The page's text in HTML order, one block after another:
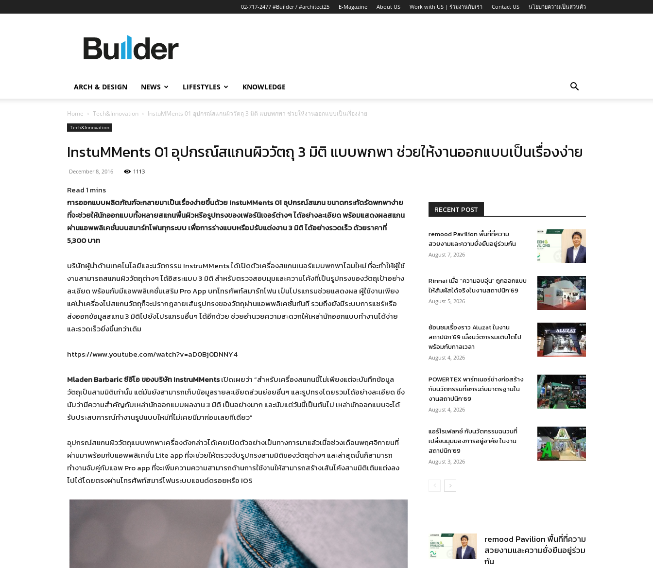
02-717-2477 #Builder / #architect25 E-Magazine About US Work with US | ร่วมงานกับเรา Contact US นโยบายความเป็นส่วนตัว
ข่าว
ก่อสร้าง
ARCH & DESIGN NEWS LIFESTYLES KNOWLEDGE
Home Tech&Innovation InstuMMents 01 อุปกรณ์สแกนผิววัตถุ 3 มิติ แบบพกพา ช่วยให้งานออกแบบเป็นเรื่องง่าย
Tech&Innovation
InstuMMents 01 อุปกรณ์สแกนผิววัตถุ 3 มิติ แบบพกพา ช่วยให้งานออกแบบเป็นเรื่องง่าย
December 8, 2016 1113
การออกแบบผลิตภัณฑ์จะกลายมาเป็นเรื่องง่ายขึ้นด้วย InstuMMents 01 อุปกรณ์สแกน ขนาดกระทัดรัดพกพาง่าย
ที่จะช่วยให้นักออกแบบทั้งหลายสแกนพื้นผิวหรือรูปทรงของเฟอร์นิเจอร์ต่างๆ ได้อย่างละเอียด พร้อมแสดงผลสแกน
ผ่านแอพพลิเคชั่นบนสมาร์ทโฟนทุกระบบ เพื่อการร่างแบบหรือปรับแต่งงาน 3 มิติ ได้อย่างรวดเร็ว ด้วยราคาที่
5,300 บาท
บริษัทผู้นำด้านเทคโนโลยีและนวัตกรรม InstruMMents ได้เปิดตัวเครื่องสแกนเนอร์แบบพกพาโฉมใหม่ ที่จะทำให้ผู้ใช้
งานสามารถสแกนผิววัตถุต่างๆ ได้อิสระแบบ 3 มิติ สำหรับตรวจสอบมุมและความโค้งที่เป็นรูปทรงของวัตถุเป้าอย่าง
ละเอียด พร้อมกับมีแอพพลิเคชั่นเสริม Pro App บทโทรศัพท์สมาร์ทโฟน เป็นโปรแกรมช่วยแสดงผล ผู้ใช้งานเพียง
แค่นำเครื่องไปสแกนวัตถุก็จะปรากฎลายเส้นรูปทรงของวัตถุผ่านแอพพลิเคชั่นทันที รวมถึงยังมีระบบการแชร์หรือ
ส่งออกข้อมูลสแกน 3 มิติไปยังโปรแกรมอื่นๆ ได้อีกด้วย ช่วยอำนวยความสะดวกให้เหล่านักออกแบบทำงานได้ง่าย
และรวดเร็วยิ่งขึ้นกว่าเดิม
https://www.youtube.com/watch?v=aD0Bj0DNNY4
Mladen Barbaric ซีอีโอ ของบริษัท InstruMMentsเปิดเผยว่า “สำหรับเครื่องสแกนนี้ไม่เพียงแต่จะบันทึกข้อมูล
วัตถุเป็นสามมิติเท่านั้น แต่มันยังสามารถเก็บข้อมูลรายละเอียดส่วนย่อยอื่นๆ และรูปทรงโดยรวมได้อย่างละเอียด ซึ่ง
นับว่ามีความสำคัญกับเหล่านักออกแบบผลงาน 3 มิติ เป็นอย่างมาก และนับแต่วันนี้เป็นต้นไป เหล่านักออกแบบจะได้
รับประสบการณ์ทำงานรูปแบบใหม่ที่ไม่เคยมีมาก่อนเลยทีเดียว”
อุปกรณ์สแกนผิววัตถุแบบพกพาเครื่องดังกล่าวได้เคยเปิดตัวอย่างเป็นทางการมาแล้วเมื่อช่วงเดือนพฤศจิกายนที่
ผ่านมาพร้อมกับแอพพลิเคชั่น Lite app ที่จะช่วยให้ตรวจจับรูปทรงสามมิติของวัตถุต่างๆ และล่าสุดนั้นก็สามารถ
ทำงานจับคู่กับแอพ Pro app ที่จะเพิ่มความความสามารถด้านการใช้งานให้สามารถสร้างเส้นโค้งสามมิติเติมแต่งลง
ไปได้โดยตรงผ่านโทรศัพท์สมาร์โฟนระบบแอนด์ดรอยหรือ IOS
RECENT POST
remood Pavilion พื้นที่ที่ความ
สวยงามและความยั่งยืนอยู่ร่วมกัน
August 7, 2026
Rinnai เมื่อ “ความอบอุ่น” ถูกออกแบบ
ให้สัมผัสได้จริงในงานสถาปนิก’69
August 5, 2026
ย้อนชมเรื่องราว Aluzat ในงาน
สถาปนิก’69 เมื่อนวัตกรรมเติบโตไป
พร้อมกับกาลเวลา
August 4, 2026
POWERTEX พาร์ทเนอร์ช่างก่อสร้าง
กับนวัตกรรมที่ยกระดับมาตรฐานใน
งานสถาปนิก’69
August 4, 2026
แอร์โรเฟลกซ์ กับนวัตกรรมฉนวนที่
เปลี่ยนมุมมองการอยู่อาศัย ในงาน
สถาปนิก’69
August 3, 2026
remood Pavilion พื้นที่ที่ความ
สวยงามและความยั่งยืนอยู่ร่วม
กัน